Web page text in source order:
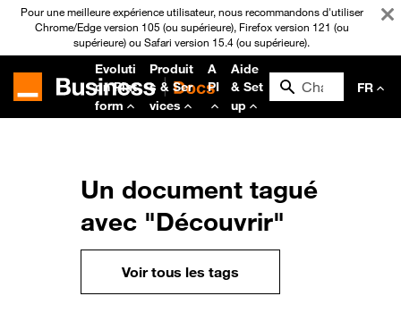
Pour une meilleure expérience utilisateur, nous recommandons d'utiliser
Chrome/Edge version 105 (ou supérieure), Firefox version 121 (ou
supérieure) ou Safari version 15.4 (ou supérieure).
Evoluti
on Plat
form
Produit
s & Ser
vices
A
PI
Aide
& Set
up
FR
Un document tagué
avec "Découvrir"
Voir tous les tags